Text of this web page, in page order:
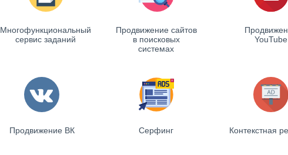
Многофункциональный
сервис заданий
Продвижение сайтов
в поисковых
системах
YouTube
Продвижение ВК Серфинг Контекстная